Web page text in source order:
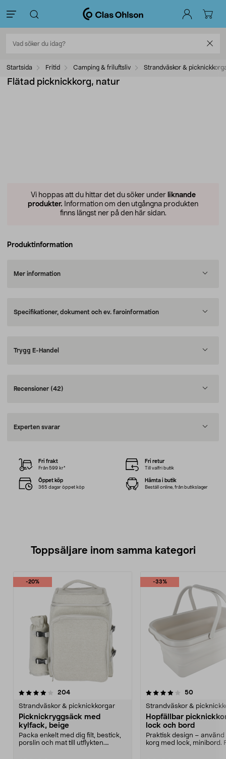
Startsida Fritid Camping & friluftsliv Strandväskor &
Flätad picknickkorg, natur
Vi hoppas att du hittar det du söker under liknande
produkter. Information om den utgångna produkten
finns längst ner på den här sidan.
Produktinformation
Mer information
Specifikationer, dokument och ev. faroinformation
Trygg E-Handel
Recensioner (42)
Experten svarar
Fri frakt
Från 599 kr*
Fri retur
Till valfri butik
Öppet köp
365 dagar öppet köp
Hämta i butik
Beställ online, från butikslager
Toppsäljare inom samma kategori
-20%
204recensioner
Strandväskor & picknickkorgar
Picknickryggsäck med
kylfack, beige
Packa enkelt med dig filt, bestick,
porslin och mat till utflykten.
-33%
4.0 av 5 stjärnor 50
Strandväskor &
Hopfällbar
lock och bord
Praktisk design – använd
korg med lock, minibord.
4.5 av 5 stjärnor